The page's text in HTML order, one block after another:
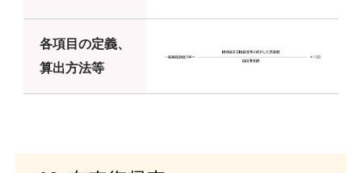
各項目の定義、
算出方法等